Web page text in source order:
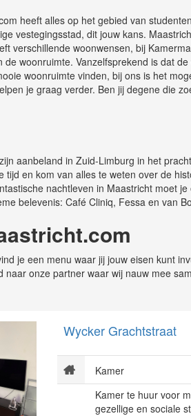
heeft alles op het gebied van
vestegingsstad, dit jouw kans.
verschillende woonwensen, bij
woonruimte. Vanzelfsprekend is dat
woonruimte vinden, bij ons is het
je graag verder. Ben jij degene die
aanbeland in Zuid-Limburg in het
en kom van alles te weten over de
nachtleven in Maastricht moet
belevenis: Café Cliniq, Fessa en van
je een menu waar jij jouw eisen kunt
onze partner waar wij nauw mee
Wycker Grachtstraat
Kamer
Kamer te huur voor
gezellige en sociale